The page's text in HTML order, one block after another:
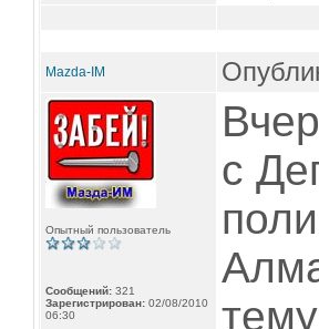
Mazda-IM
Опытный пользователь
Сообщений: 321
Зарегистрирован: 02/08/2010
06:30
с